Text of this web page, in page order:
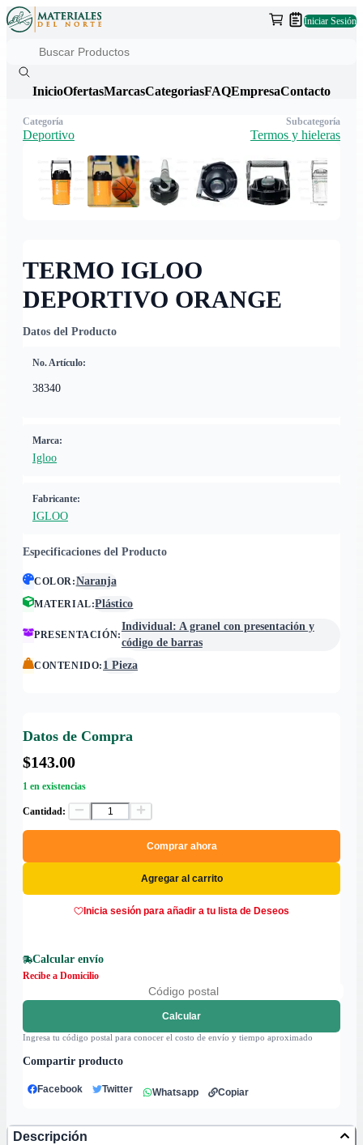
Iniciar Sesión
InicioOfertasMarcasCategoriasFAQEmpresaContacto
TERMO IGLOO
DEPORTIVO ORANGE
Datos del Producto
No. Artículo:
38340
Marca:
Igloo
Fabricante:
IGLOO
Especificaciones del Producto
COLOR:Naranja
MATERIAL:Plástico
PRESENTACIÓN:
Individual: A granel con presentación y
código de barras
CONTENIDO: 1 Pieza
Datos de Compra
$143.00
1 en existencias
Cantidad:
Comprar ahora
Agregar al carrito
Inicia sesión para añadir a tu lista de Deseos
Calcular envío
Recibe a Domicilio
Calcular
Ingresa tu código postal para conocer el costo de envío y tiempo aproximado
Compartir producto
Facebook Twitter Whatsapp Copiar
Categoría
Deportivo
Subcategoría
Termos y hieleras
Descripción